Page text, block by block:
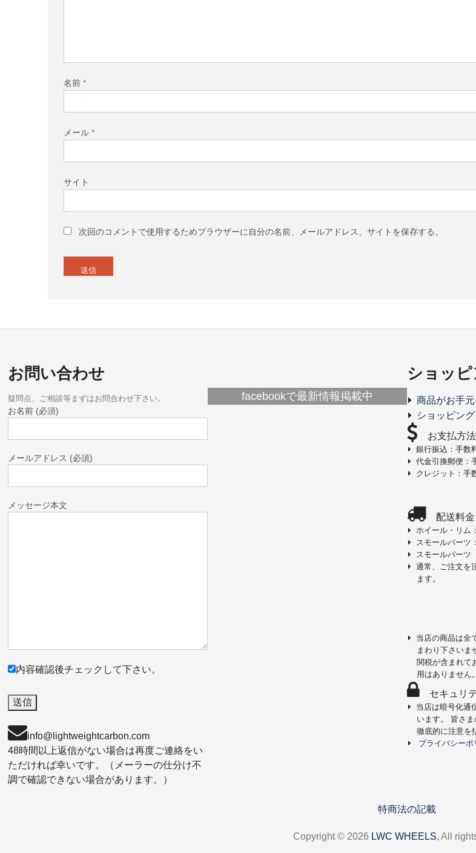
名前 *
メール *
サイト
次回のコメントで使用するためブラウザーに自分の名前、メールアドレス、サイトを保存する。
お問い合わせ
疑問点、ご相談等まずはお問合わせ下さい。
お名前 (必須)
メールアドレス (必須)
メッセージ本文
内容確認後チェックして下さい。
info@lightweightcarbon.com
48時間以上返信がない場合は再度ご連絡をい
ただければ幸いです。（メーラーの仕分け不
調で確認できない場合があります。）
facebookで最新情報掲載中
ショッ
商品がお手
ショッピン
お支払方法
銀行振込：手数
代金引換郵便：
クレジット：手
配送料金
ホイール・リム
スモールパーツ
スモールパーツ
通常、ご注文を
ます。
当店の商品は全
まわり下さいま
関税が含まれて
用はありません。
セキュリ
当店は暗号化通
います。 皆さ
徹底的に注意を
プライバシーポ
特商法の記載
Copyright © 2026 LWC WHEELS, All